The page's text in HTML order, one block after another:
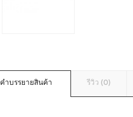
คำบรรยายสินค้า รีวิว (0)